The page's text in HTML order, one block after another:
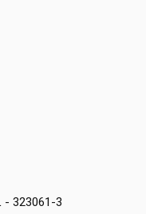
- 323061-3